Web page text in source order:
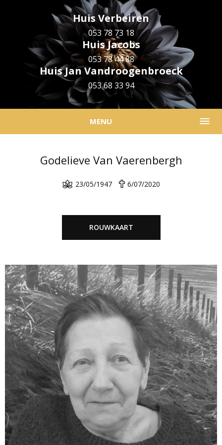
Huis Verbeiren
053 78 73 18
Huis Jacobs
053 78 44 88
Huis Jan Vandroogenbroeck
053 68 33 94
MENU
Godelieve Van Vaerenbergh
23/05/1947 6/07/2020
ROUWKAART